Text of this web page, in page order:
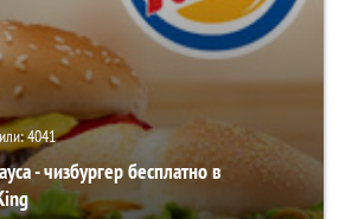
4041
- чизбургер бесплатно в